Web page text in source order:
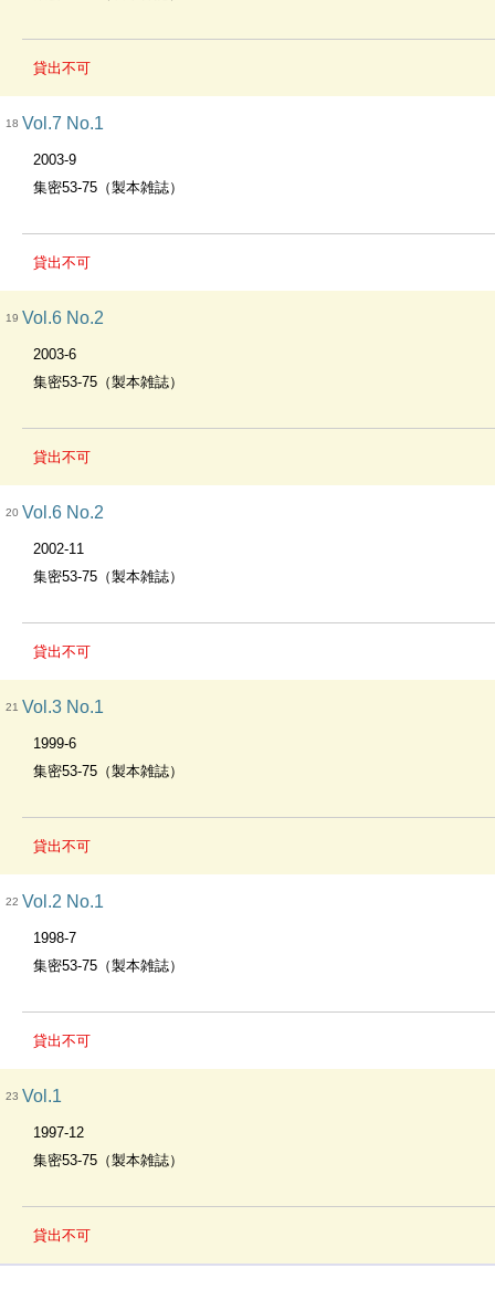
貸出不可
18 Vol.7 No.1
2003-9
集密53-75（製本雑誌）
貸出不可
19 Vol.6 No.2
2003-6
集密53-75（製本雑誌）
貸出不可
20 Vol.6 No.2
2002-11
集密53-75（製本雑誌）
貸出不可
21 Vol.3 No.1
1999-6
集密53-75（製本雑誌）
貸出不可
22 Vol.2 No.1
1998-7
集密53-75（製本雑誌）
貸出不可
23 Vol.1
1997-12
集密53-75（製本雑誌）
貸出不可